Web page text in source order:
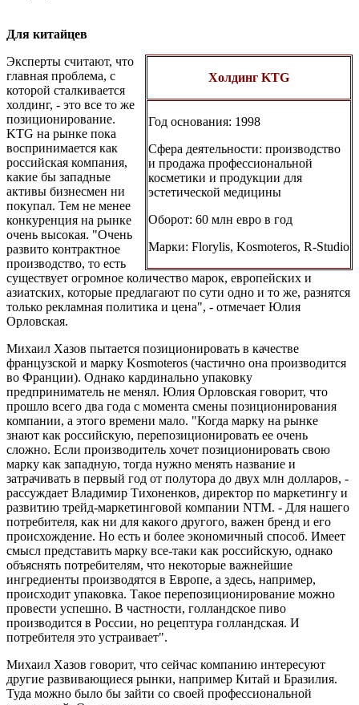
Для китайцев
Холдинг KTG
Год основания: 1998
Сфера деятельности: производство
и продажа профессиональной
косметики и продукции для
эстетической медицины
Оборот: 60 млн евро в год
Марки: Florylis, Kosmoteros, R-Studio
Эксперты считают, что
главная проблема, с
которой сталкивается
холдинг, - это все то же
позиционирование.
KTG на рынке пока
воспринимается как
российская компания,
какие бы западные
активы бизнесмен ни
покупал. Тем не менее
конкуренция на рынке
очень высокая. "Очень
развито контрактное
производство, то есть
существует огромное количество марок, европейских и
азиатских, которые предлагают по сути одно и то же, разнятся
только рекламная политика и цена", - отмечает Юлия
Орловская.
Михаил Хазов пытается позиционировать в качестве
французской и марку Kosmoteros (частично она производится
во Франции). Однако кардинально упаковку
предприниматель не менял. Юлия Орловская говорит, что
прошло всего два года с момента смены позиционирования
компании, а этого времени мало. "Когда марку на рынке
знают как российскую, перепозиционировать ее очень
сложно. Если производитель хочет позиционировать свою
марку как западную, тогда нужно менять название и
затрачивать в первый год от полутора до двух млн долларов, -
рассуждает Владимир Тихоненков, директор по маркетингу и
развитию трейд-маркетинговой компании NTM. - Для нашего
потребителя, как ни для какого другого, важен бренд и его
происхождение. Но есть и более экономичный способ. Имеет
смысл представить марку все-таки как российскую, однако
объяснять потребителям, что некоторые важнейшие
ингредиенты производятся в Европе, а здесь, например,
происходит упаковка. Такое перепозиционирование можно
провести успешно. В частности, голландское пиво
производится в России, но рецептура голландская. И
потребителя это устраивает".
Михаил Хазов говорит, что сейчас компанию интересуют
другие развивающиеся рынки, например Китай и Бразилия.
Туда можно было бы зайти со своей профессиональной